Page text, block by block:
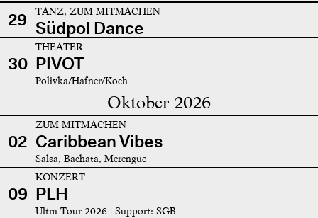
29 TANZ, ZUM MITMACHEN
Südpol Dance
30
THEATER
PIVOT
Polivka/Hafner/Koch
Oktober 2026
02
ZUM MITMACHEN
Caribbean Vibes
Salsa, Bachata, Merengue
09
KONZERT
PLH
Ultra Tour 2026 | Support: SGB